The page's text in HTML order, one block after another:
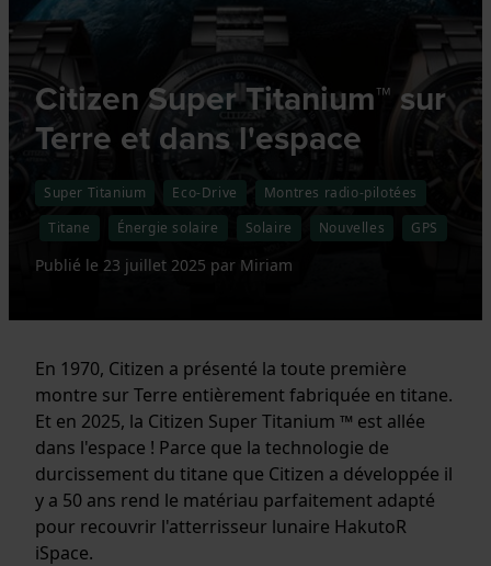
Citizen Super Titanium™ sur
Terre et dans l'espace
Super Titanium Eco-Drive
Montres radio-pilotées
Titane
Énergie solaire Solaire Nouvelles GPS
Publié le 23 juillet 2025 par Miriam
En 1970, Citizen a présenté la toute première
montre sur Terre entièrement fabriquée en titane.
Et en 2025, la Citizen Super Titanium ™ est allée
dans l'espace ! Parce que la technologie de
durcissement du titane que Citizen a développée il
y a 50 ans rend le matériau parfaitement adapté
pour recouvrir l'atterrisseur lunaire HakutoR
iSpace.